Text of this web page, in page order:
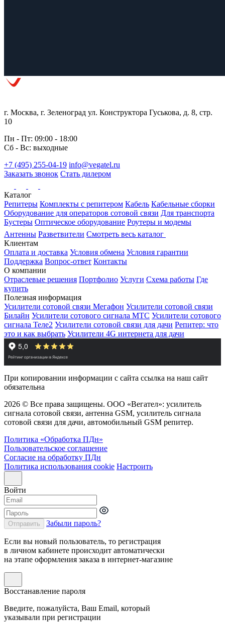
г. Москва, г. Зеленоград ул. Конструктора Гуськова, д. 8, стр.
10
Пн - Пт: 09:00 - 18:00
Сб - Вс: выходные
+7 (495) 255-04-19 info@vegatel.ru
Заказать звонок Стать дилером
Каталог
Репитеры Комплекты с репитером Кабель Кабельные сборки
Оборудование для операторов сотовой связи Для транспорта
Бустеры Оптическое оборудование Роутеры и модемы
Антенны Разветвители Смотреть весь каталог
Клиентам
Оплата и доставка Условия обмена Условия гарантии
Поддержка Вопрос-ответ Контакты
О компании
Отраслевые решения Портфолио Услуги Схема работы Где
купить
Полезная информация
Усилители сотовой связи Мегафон Усилители сотовой связи
Билайн Усилители сотового сигнала МТС Усилители сотового
сигнала Теле2 Усилители сотовой связи для дачи Репитер: что
это и как выбрать Усилители 4G интернета для дачи
При копировании информации с сайта ссылка на наш сайт
обязательна
2026 © Все права защищены. ООО «Вегател»: усилитель
сигнала сотовой связи, антенна GSM, усилитель сигнала
сотовой связи для дачи, автомобильный GSM репитер.
Политика «Обработка ПДн»
Пользовательское соглашение
Согласие на обработку ПДн
Политика использования cookie Настроить
Войти
Отправить Забыли пароль?
Если вы новый пользователь, то регистрация
в личном кабинете происходит автоматически
на этапе оформления заказа в интернет-магазине
Восстанавление пароля
Введите, пожалуйста, Ваш Email, который
указывали при регистрации